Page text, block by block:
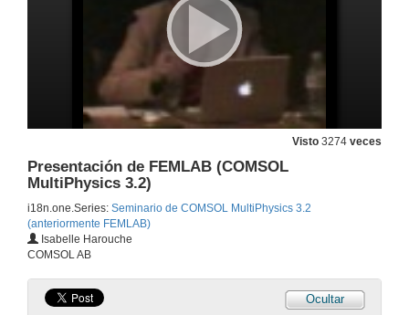
Visto 3274 veces
Presentación de FEMLAB (COMSOL
MultiPhysics 3.2)
i18n.one.Series: Seminario de COMSOL MultiPhysics 3.2
(anteriormente FEMLAB)
Isabelle Harouche
COMSOL AB
Ocultar